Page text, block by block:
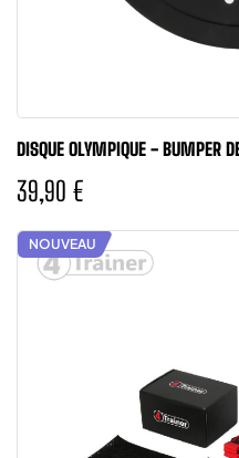
DISQUE OLYMPIQUE - BUMPER
39,90 €
NOUVEAU